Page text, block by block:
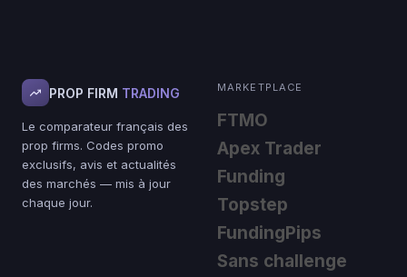
PROP FIRM TRADING
Le comparateur français des
prop firms. Codes promo
exclusifs, avis et actualités
des marchés — mis à jour
chaque jour.
MARKETPLACE
FTMO
Apex Trader
Funding
Topstep
FundingPips
Sans challenge